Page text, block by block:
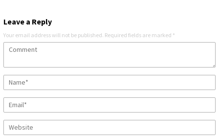
Leave a Reply
Your email address will not be published. Required fields are marked *